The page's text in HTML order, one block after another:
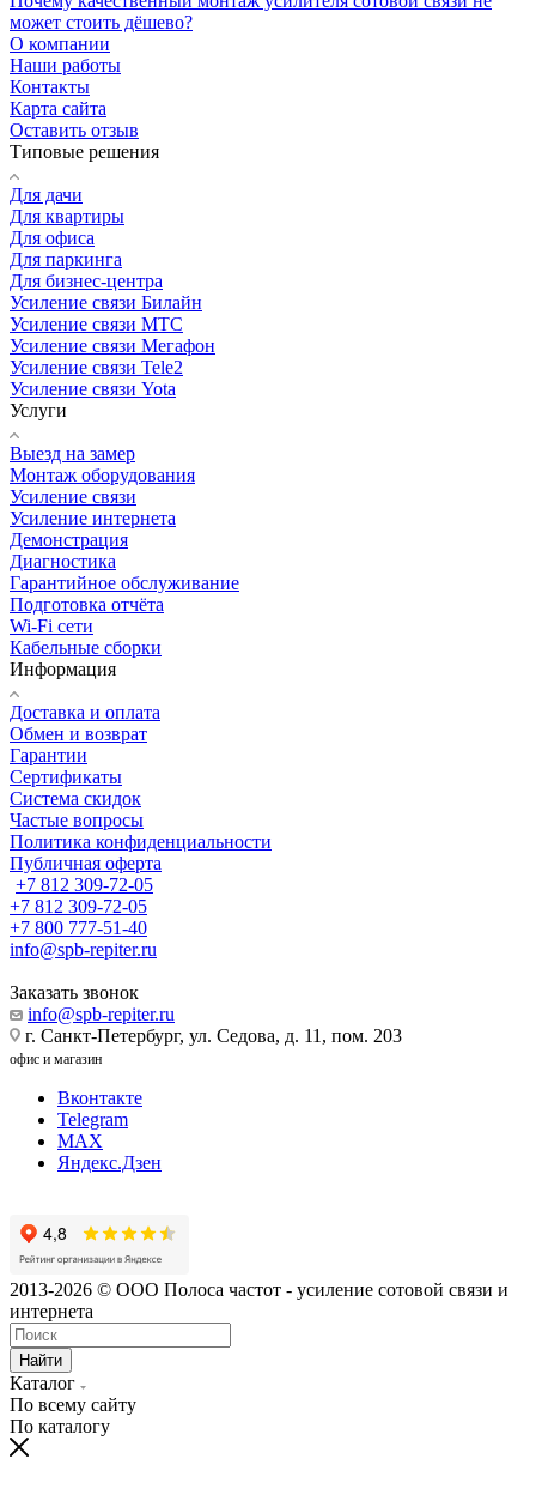
может стоить дёшево?
О компании
Наши работы
Контакты
Карта сайта
Оставить отзыв
Типовые решения
Для дачи
Для квартиры
Для офиса
Для паркинга
Для бизнес-центра
Усиление связи Билайн
Усиление связи МТС
Усиление связи Мегафон
Усиление связи Tele2
Усиление связи Yota
Услуги
Выезд на замер
Монтаж оборудования
Усиление связи
Усиление интернета
Демонстрация
Диагностика
Гарантийное обслуживание
Подготовка отчёта
Wi-Fi сети
Кабельные сборки
Информация
Доставка и оплата
Обмен и возврат
Гарантии
Сертификаты
Система скидок
Частые вопросы
Политика конфиденциальности
Публичная оферта
+7 812 309-72-05
+7 812 309-72-05
+7 800 777-51-40
info@spb-repiter.ru
Заказать звонок
info@spb-repiter.ru
г. Санкт-Петербург, ул. Седова, д. 11, пом. 203
офис и магазин
Вконтакте
Telegram
MAX
Яндекс.Дзен
2013-2026 © ООО Полоса частот - усиление сотовой связи и
интернета
Найти
Каталог
По всему сайту
По каталогу